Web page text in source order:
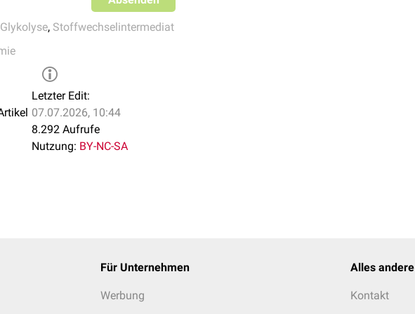
Glykolyse, Stoffwechselintermediat
Letzter Edit:
07.07.2026, 10:44
8.292 Aufrufe
Nutzung: BY-NC-SA
Für Unternehmen
Werbung
Alles andere
Kontakt